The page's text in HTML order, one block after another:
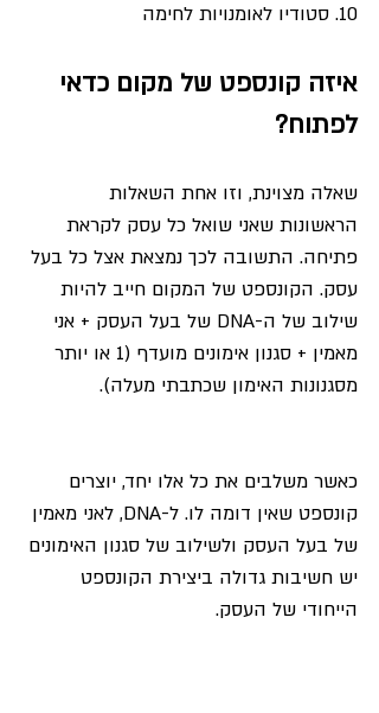
10. סטודיו לאומנויות לחימה
איזה קונספט של מקום כדאי
לפתוח?
שאלה מצוינת, וזו אחת השאלות
הראשונות שאני שואל כל עסק לקראת
פתיחה. התשובה לכך נמצאת אצל כל בעל
עסק. הקונספט של המקום חייב להיות
שילוב של ה-DNA של בעל העסק + אני
מאמין + סגנון אימונים מועדף (1 או יותר
מסגנונות האימון שכתבתי מעלה).
כאשר משלבים את כל אלו יחד, יוצרים
קונספט שאין דומה לו. ל-DNA, לאני מאמין
של בעל העסק ולשילוב של סגנון האימונים
יש חשיבות גדולה ביצירת הקונספט
הייחודי של העסק.